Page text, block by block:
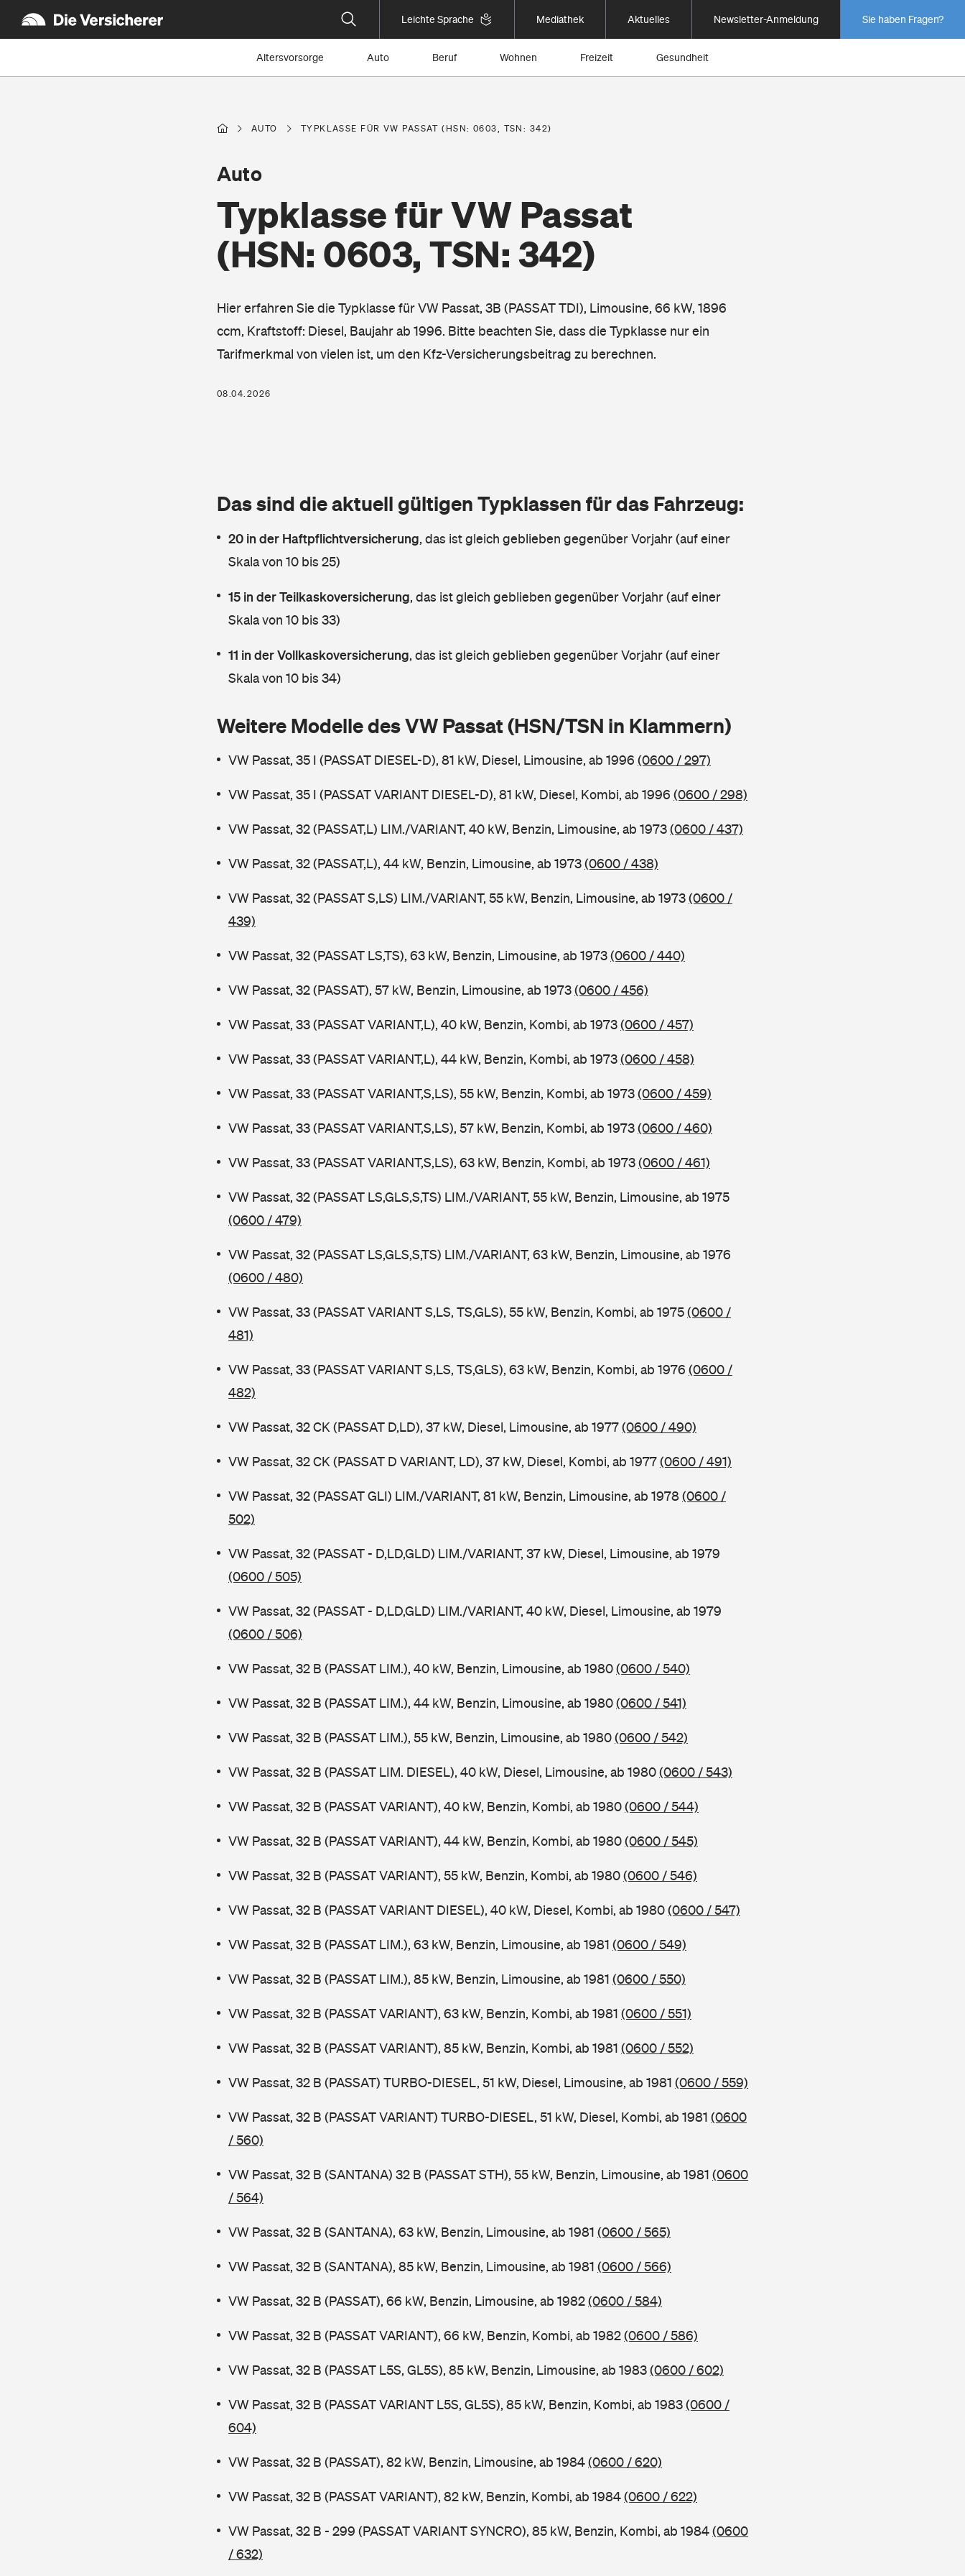
Leichte Sprache Mediathek Aktuelles Newsletter-Anmeldung Sie haben Fragen?
Altersvorsorge Auto Beruf Wohnen Freizeit Gesundheit
AUTO TYPKLASSE FÜR VW PASSAT (HSN: 0603, TSN: 342)
Typklasse für VW Passat
(HSN: 0603, TSN: 342)
Auto
Hier erfahren Sie die Typklasse für VW Passat, 3B (PASSAT TDI), Limousine, 66 kW, 1896
ccm, Kraftstoff: Diesel, Baujahr ab 1996. Bitte beachten Sie, dass die Typklasse nur ein
Tarifmerkmal von vielen ist, um den Kfz-Versicherungsbeitrag zu berechnen.
08.04.2026
Das sind die aktuell gültigen Typklassen für das Fahrzeug:
20 in der Haftpflichtversicherung, das ist gleich geblieben gegenüber Vorjahr (auf einer
Skala von 10 bis 25)
15 in der Teilkaskoversicherung, das ist gleich geblieben gegenüber Vorjahr (auf einer
Skala von 10 bis 33)
11 in der Vollkaskoversicherung, das ist gleich geblieben gegenüber Vorjahr (auf einer
Skala von 10 bis 34)
Weitere Modelle des VW Passat (HSN/TSN in Klammern)
VW Passat, 35 I (PASSAT DIESEL-D), 81 kW, Diesel, Limousine, ab 1996 (0600 / 297)
VW Passat, 35 I (PASSAT VARIANT DIESEL-D), 81 kW, Diesel, Kombi, ab 1996 (0600 / 298)
VW Passat, 32 (PASSAT,L) LIM./VARIANT, 40 kW, Benzin, Limousine, ab 1973(0600 / 437)
VW Passat, 32 (PASSAT,L), 44 kW, Benzin, Limousine, ab 1973(0600 / 438)
VW Passat, 32 (PASSAT S,LS) LIM./VARIANT, 55 kW, Benzin, Limousine, ab 1973(0600 /
439)
VW Passat, 32 (PASSAT LS,TS), 63 kW, Benzin, Limousine, ab 1973(0600 / 440)
VW Passat, 32 (PASSAT), 57 kW, Benzin, Limousine, ab 1973(0600 / 456)
VW Passat, 33 (PASSAT VARIANT,L), 40 kW, Benzin, Kombi, ab 1973(0600 / 457)
VW Passat, 33 (PASSAT VARIANT,L), 44 kW, Benzin, Kombi, ab 1973(0600 / 458)
VW Passat, 33 (PASSAT VARIANT,S,LS), 55 kW, Benzin, Kombi, ab 1973(0600 / 459)
VW Passat, 33 (PASSAT VARIANT,S,LS), 57 kW, Benzin, Kombi, ab 1973(0600 / 460)
VW Passat, 33 (PASSAT VARIANT,S,LS), 63 kW, Benzin, Kombi, ab 1973(0600 / 461)
VW Passat, 32 (PASSAT LS,GLS,S,TS) LIM./VARIANT, 55 kW, Benzin, Limousine, ab 1975
(0600 / 479)
VW Passat, 32 (PASSAT LS,GLS,S,TS) LIM./VARIANT, 63 kW, Benzin, Limousine, ab 1976
(0600 / 480)
VW Passat, 33 (PASSAT VARIANT S,LS, TS,GLS), 55 kW, Benzin, Kombi, ab 1975(0600 /
481)
VW Passat, 33 (PASSAT VARIANT S,LS, TS,GLS), 63 kW, Benzin, Kombi, ab 1976 (0600 /
482)
VW Passat, 32 CK (PASSAT D,LD), 37 kW, Diesel, Limousine, ab 1977(0600 / 490)
VW Passat, 32 CK (PASSAT D VARIANT, LD), 37 kW, Diesel, Kombi, ab 1977(0600 / 491)
VW Passat, 32 (PASSAT GLI) LIM./VARIANT, 81 kW, Benzin, Limousine, ab 1978(0600 /
502)
VW Passat, 32 (PASSAT - D,LD,GLD) LIM./VARIANT, 37 kW, Diesel, Limousine, ab 1979
(0600 / 505)
VW Passat, 32 (PASSAT - D,LD,GLD) LIM./VARIANT, 40 kW, Diesel, Limousine, ab 1979
(0600 / 506)
VW Passat, 32 B (PASSAT LIM.), 40 kW, Benzin, Limousine, ab 1980(0600 / 540)
VW Passat, 32 B (PASSAT LIM.), 44 kW, Benzin, Limousine, ab 1980(0600 / 541)
VW Passat, 32 B (PASSAT LIM.), 55 kW, Benzin, Limousine, ab 1980(0600 / 542)
VW Passat, 32 B (PASSAT LIM. DIESEL), 40 kW, Diesel, Limousine, ab 1980(0600 / 543)
VW Passat, 32 B (PASSAT VARIANT), 40 kW, Benzin, Kombi, ab 1980(0600 / 544)
VW Passat, 32 B (PASSAT VARIANT), 44 kW, Benzin, Kombi, ab 1980(0600 / 545)
VW Passat, 32 B (PASSAT VARIANT), 55 kW, Benzin, Kombi, ab 1980(0600 / 546)
VW Passat, 32 B (PASSAT VARIANT DIESEL), 40 kW, Diesel, Kombi, ab 1980(0600 / 547)
VW Passat, 32 B (PASSAT LIM.), 63 kW, Benzin, Limousine, ab 1981 (0600 / 549)
VW Passat, 32 B (PASSAT LIM.), 85 kW, Benzin, Limousine, ab 1981 (0600 / 550)
VW Passat, 32 B (PASSAT VARIANT), 63 kW, Benzin, Kombi, ab 1981 (0600 / 551)
VW Passat, 32 B (PASSAT VARIANT), 85 kW, Benzin, Kombi, ab 1981 (0600 / 552)
VW Passat, 32 B (PASSAT) TURBO-DIESEL, 51 kW, Diesel, Limousine, ab 1981 (0600 / 559)
VW Passat, 32 B (PASSAT VARIANT) TURBO-DIESEL, 51 kW, Diesel, Kombi, ab 1981 (0600
/ 560)
VW Passat, 32 B (SANTANA) 32 B (PASSAT STH), 55 kW, Benzin, Limousine, ab 1981 (0600
/ 564)
VW Passat, 32 B (SANTANA), 63 kW, Benzin, Limousine, ab 1981 (0600 / 565)
VW Passat, 32 B (SANTANA), 85 kW, Benzin, Limousine, ab 1981 (0600 / 566)
VW Passat, 32 B (PASSAT), 66 kW, Benzin, Limousine, ab 1982(0600 / 584)
VW Passat, 32 B (PASSAT VARIANT), 66 kW, Benzin, Kombi, ab 1982(0600 / 586)
VW Passat, 32 B (PASSAT L5S, GL5S), 85 kW, Benzin, Limousine, ab 1983(0600 / 602)
VW Passat, 32 B (PASSAT VARIANT L5S, GL5S), 85 kW, Benzin, Kombi, ab 1983(0600 /
604)
VW Passat, 32 B (PASSAT), 82 kW, Benzin, Limousine, ab 1984(0600 / 620)
VW Passat, 32 B (PASSAT VARIANT), 82 kW, Benzin, Kombi, ab 1984(0600 / 622)
VW Passat, 32 B - 299 (PASSAT VARIANT SYNCRO), 85 kW, Benzin, Kombi, ab 1984(0600
/ 632)